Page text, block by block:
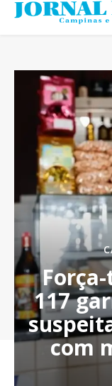
117
com